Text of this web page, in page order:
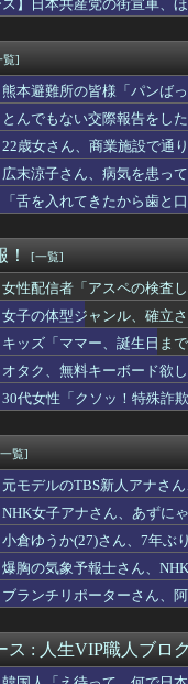
レオパルド、股関節が平
働かせていた男の裁判に
ックなスポットｗｗｗｗ
34）の奇行・奇言で打線
人以上死亡、ほとんどが
う入浴を余儀なくされる
解はこれ以外にない説
！よかったらホテル…」女
なった沖縄のスーパーに
ど北海道だからかしら
者さん、泣いてしまう😢
秋の内閣改造で目論む「
ふさわしい表現”に強制変
き込みご飯が簡単で美味
、誕生日までに隠し部屋
気のsexした結果ｗｗｗｗ
名馬５頭を語る
成なるか？PHIで優勝すれ
た姉が『ZARDの坂井』に
25巻すべて「50％ポイン
とS●Xしてハメ撮り770本
様「パンばっかり。飽き
本社前でゴルフクラブを振
ん、ガチで理想的な主人
ブー好きがいるに違いな
なぜか収入が多い」2ｃｈ
を抜けて飛行場へ、車輪
・アニメ・漫画・ゲーム
い取引が～」って評価し
死ぬシーン長すぎ・・・・
ス】日本共産党の街宣車、
覧]
熊本避難所の皆様「パンば
とんでもない交際報告をし
22歳女さん、商業施設で通
広末涼子さん、病気を患っ
「舌を入れてきたから歯と
[一覧]
女性配信者「アスペの検査
女子の体型ジャンル、確立
キッズ「ママー、誕生日
オタク、無料キーボード欲
30代女性「クソッ！特殊
覧]
元モデルのTBS新人アナさ
NHK女子アナさん、あずに
小倉ゆうか(27)さん、7年
爆胸の気象予報士さん、
ブランチリポーターさん、
ス : 人生VIP職人ブロ